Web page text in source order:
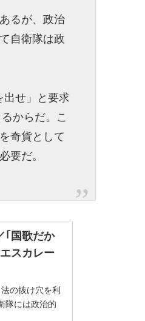
るが、政治
自衛隊は政
出せ」と要求
からだ。こ
奇貨として
要だ。
｢国歌だか
スカレー
の抜け穴を利
隊には政治的